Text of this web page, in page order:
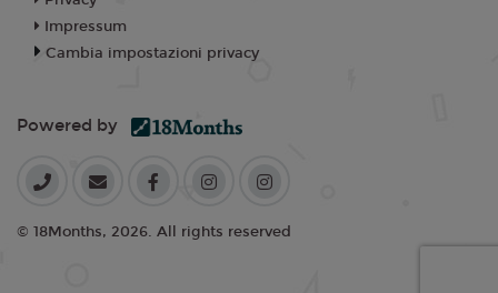
Impressum
Cambia impostazioni privacy
Powered by
© 18Months, 2026. All rights reserved